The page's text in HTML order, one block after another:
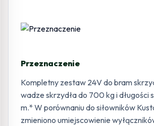
Przeznaczenie
Kompletny zestaw 24V do bram
wadze skrzydła do 700 kg i długości
m.* W porównaniu do siłowników
zmieniono umiejscowienie